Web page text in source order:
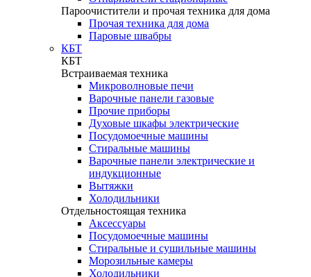
Пароочистители и прочая техника для дома
Прочая техника для дома
Паровые швабры
КБТ
КБТ
Встраиваемая техника
Микроволновые печи
Варочные панели газовые
Прочие приборы
Духовые шкафы электрические
Посудомоечные машины
Стиральные машины
Варочные панели электрические и
индукционные
Вытяжки
Холодильники
Отдельностоящая техника
Аксессуары
Посудомоечные машины
Стиральные и сушильные машины
Морозильные камеры
Холодильники